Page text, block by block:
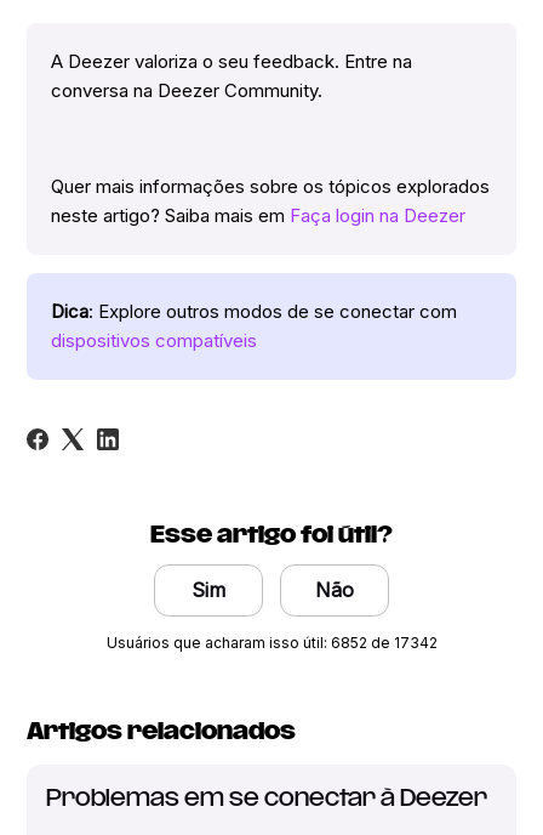
A Deezer valoriza o seu feedback. Entre na
conversa na Deezer Community.
Quer mais informações sobre os tópicos explorados
neste artigo? Saiba mais em Faça login na Deezer
Dica: Explore outros modos de se conectar com
dispositivos compatíveis
Esse artigo foi útil?
Sim Não
Usuários que acharam isso útil: 6852 de 17342
Artigos relacionados
Problemas em se conectar à Deezer